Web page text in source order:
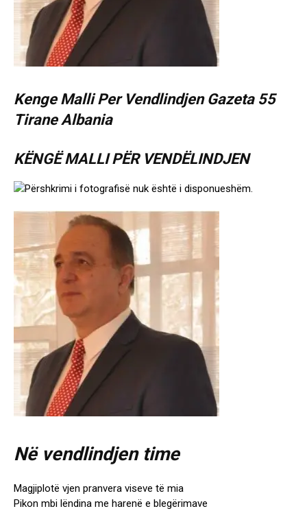
Kenge Malli Per Vendlindjen Gazeta 55
Tirane Albania
KËNGË MALLI PËR VENDËLINDJEN
Në vendlindjen time
Magjiplotë vjen pranvera viseve të mia
Pikon mbi lëndina me harenë e blegërimave